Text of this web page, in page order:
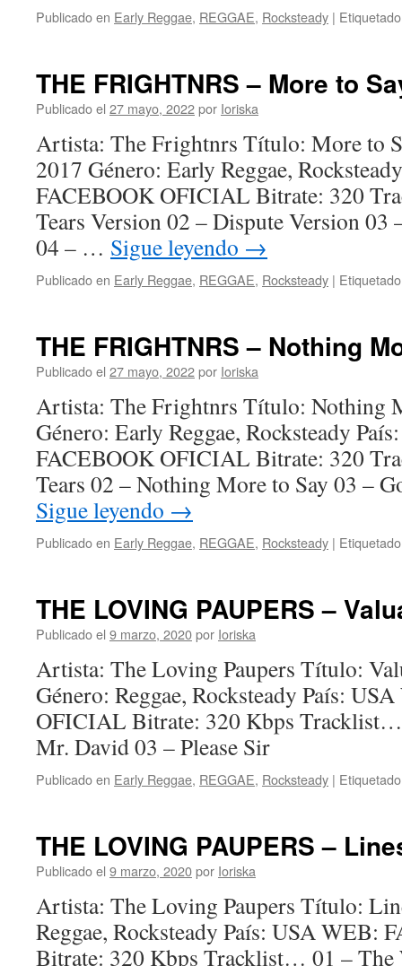
Publicado en Early Reggae, REGGAE, Rocksteady | Etiquetado
THE FRIGHTNRS – More to
Publicado el 27 mayo, 2022por Ioriska
Artista: The Frightnrs Título: More to
2017 Género: Early Reggae,
FACEBOOK OFICIAL Bitrate: 320
Tears Version 02 – Dispute Version 03
04 – … Sigue leyendo →
Publicado en Early Reggae, REGGAE, Rocksteady | Etiquetado
THE FRIGHTNRS – Nothing
Publicado el 27 mayo, 2022por Ioriska
Artista: The Frightnrs Título: Nothing
Género: Early Reggae, Rocksteady
FACEBOOK OFICIAL Bitrate: 320
Tears 02 – Nothing More to Say 03 –
Sigue leyendo →
Publicado en Early Reggae, REGGAE, Rocksteady | Etiquetado
THE LOVING PAUPERS –
Publicado el 9 marzo, 2020por Ioriska
Artista: The Loving Paupers Título:
Género: Reggae, Rocksteady País:
OFICIAL Bitrate: 320 Kbps Tracklist…
Mr. David 03 – Please Sir
Publicado en Early Reggae, REGGAE, Rocksteady | Etiquetado
THE LOVING PAUPERS –
Publicado el 9 marzo, 2020por Ioriska
Artista: The Loving Paupers Título:
Reggae, Rocksteady País: USA WEB:
Bitrate: 320 Kbps Tracklist… 01 – The